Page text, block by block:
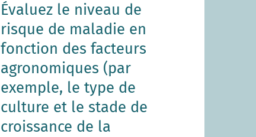
Évaluez le niveau de
risque de maladie en
fonction des facteurs
agronomiques (par
exemple, le type de
culture et le stade de
croissance de la